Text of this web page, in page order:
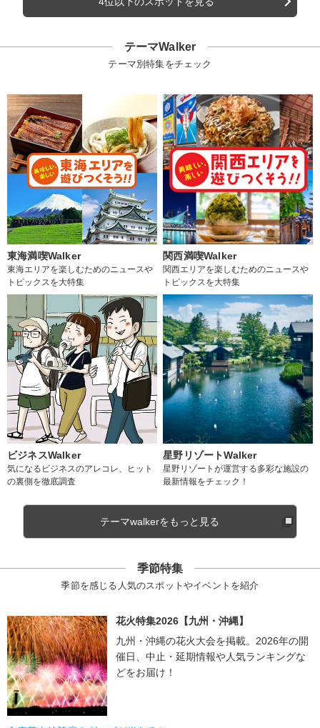
テーマWalker
テーマ別特集をチェック
東海満喫Walker
東海エリアを楽しむためのニュースや
トピックスを大特集
関西満喫Walker
関西エリアを楽しむためのニュースや
トピックスを大特集
ビジネスWalker
気になるビジネスのアレコレ、ヒット
の裏側を徹底調査
星野リゾートWalker
星野リゾートが運営する多彩な施設の
最新情報をチェック！
テーマwalkerをもっと見る
季節特集
季節を感じる人気のスポットやイベントを紹介
花火特集2026【九州・沖縄】
九州・沖縄の花火大会を掲載。2026年の開
催日、中止・延期情報や人気ランキングな
どをお届け！